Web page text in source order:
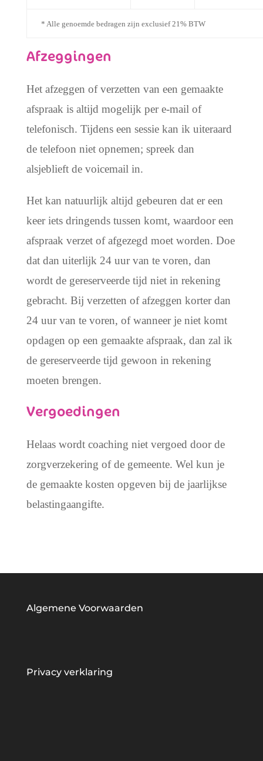
* Alle genoemde bedragen zijn exclusief 21% BTW
Afzeggingen
Het afzeggen of verzetten van een gemaakte
afspraak is altijd mogelijk per e-mail of
telefonisch. Tijdens een sessie kan ik uiteraard
de telefoon niet opnemen; spreek dan
alsjeblieft de voicemail in.
Het kan natuurlijk altijd gebeuren dat er een
keer iets dringends tussen komt, waardoor een
afspraak verzet of afgezegd moet worden. Doe
dat dan uiterlijk 24 uur van te voren, dan
wordt de gereserveerde tijd niet in rekening
gebracht. Bij verzetten of afzeggen korter dan
24 uur van te voren, of wanneer je niet komt
opdagen op een gemaakte afspraak, dan zal ik
de gereserveerde tijd gewoon in rekening
moeten brengen.
Vergoedingen
Helaas wordt coaching niet vergoed door de
zorgverzekering of de gemeente. Wel kun je
de gemaakte kosten opgeven bij de jaarlijkse
belastingaangifte.
Algemene Voorwaarden
Privacy verklaring